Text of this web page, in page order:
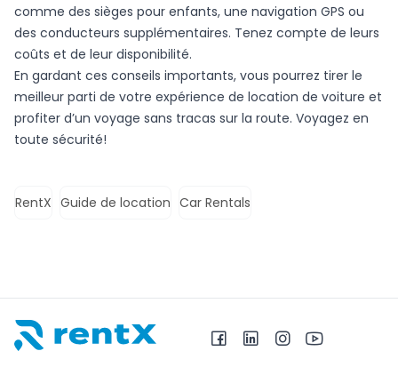
comme des sièges pour enfants, une navigation GPS ou
des conducteurs supplémentaires. Tenez compte de leurs
coûts et de leur disponibilité.
En gardant ces conseils importants, vous pourrez tirer le
meilleur parti de votre expérience de location de voiture et
profiter d’un voyage sans tracas sur la route. Voyagez en
toute sécurité!
RentX Guide de location Car Rentals